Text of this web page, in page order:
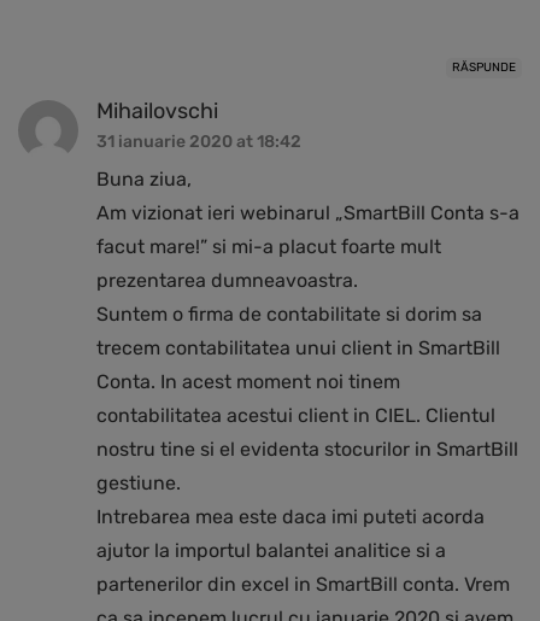
RĂSPUNDE
Mihailovschi
31 ianuarie 2020 at 18:42
Buna ziua,
Am vizionat ieri webinarul „SmartBill Conta s-a
facut mare!” si mi-a placut foarte mult
prezentarea dumneavoastra.
Suntem o firma de contabilitate si dorim sa
trecem contabilitatea unui client in SmartBill
Conta. In acest moment noi tinem
contabilitatea acestui client in CIEL. Clientul
nostru tine si el evidenta stocurilor in SmartBill
gestiune.
Intrebarea mea este daca imi puteti acorda
ajutor la importul balantei analitice si a
partenerilor din excel in SmartBill conta. Vrem